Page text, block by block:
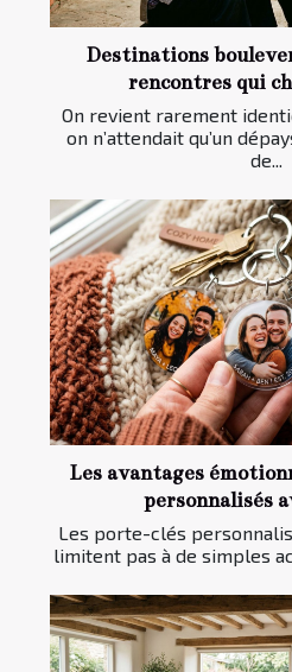
Destinations
rencontres qui
On revient rarement
on n’attendait qu’un
de...
Les avantages
personnalisés
Les porte-clés
limitent pas à de simples